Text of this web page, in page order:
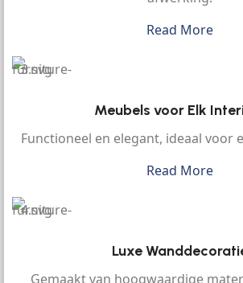
Read More
Meubels voor Elk
Functioneel en elegant, ideaal voor
Read More
Luxe
Gemaakt van hoogwaardige